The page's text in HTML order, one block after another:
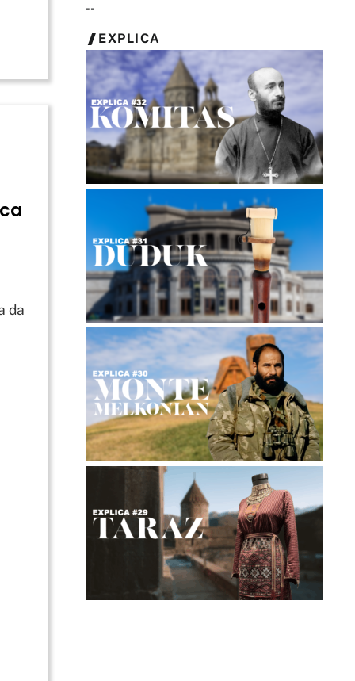
da
--
EXPLICA